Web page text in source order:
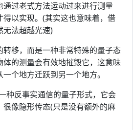
通过老式方法运动过来进行测量
得以实现。(其实这也意味着，借
无法超越光速)
移，而是一种非常特殊的量子态
体的测量会有效地摧毁它，这意味
个地方迁跃到另一个地方。
反事实通信的量子形式，它会
很像隐形传态(只是没有额外的麻